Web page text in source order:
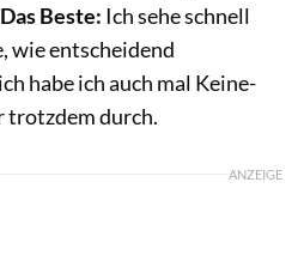
Das Beste: Ich sehe schnell
wie entscheidend
habe ich auch mal Keine-
trotzdem durch.
ANZEIGE